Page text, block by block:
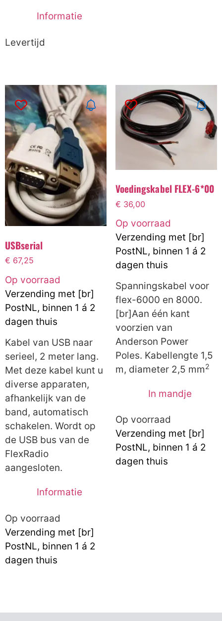
Informatie
Levertijd
USBserial
€ 67,25
Op voorraad
Verzending met [br]
PostNL, binnen 1 á 2
dagen thuis
Kabel van USB naar
serieel, 2 meter lang.
Met deze kabel kunt u
diverse apparaten,
afhankelijk van de
band, automatisch
schakelen. Wordt op
de USB bus van de
FlexRadio
aangesloten.
Informatie
Op voorraad
Verzending met [br]
PostNL, binnen 1 á 2
dagen thuis
Voedingskabel FLEX-6*00
€ 36,00
Op voorraad
Verzending met [br]
PostNL, binnen 1 á 2
dagen thuis
Spanningskabel voor
flex-6000 en 8000.
[br]Aan één kant
voorzien van
Anderson Power
Poles. Kabellengte 1,5
m, diameter 2,5 mm2
In mandje
Op voorraad
Verzending met [br]
PostNL, binnen 1 á 2
dagen thuis